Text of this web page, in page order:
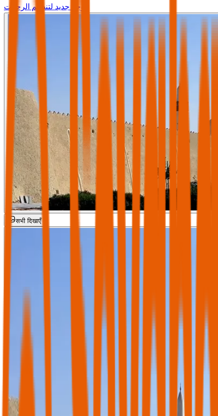
وجه جديد لتنظيم الرحلات
सभी दिखाएँ